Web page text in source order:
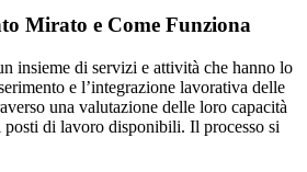
Mirato e Come Funziona
insieme di servizi e attività che hanno lo
e l’integrazione lavorativa delle
una valutazione delle loro capacità
posti di lavoro disponibili. Il processo si